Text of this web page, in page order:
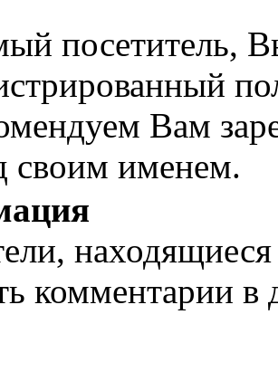
посетитель,
Вам
своим именем.
комментарии в